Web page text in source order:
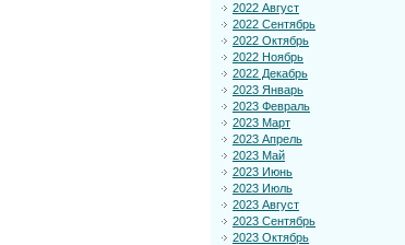
2022 Август
2022 Сентябрь
2022 Октябрь
2022 Ноябрь
2022 Декабрь
2023 Январь
2023 Февраль
2023 Март
2023 Апрель
2023 Май
2023 Июнь
2023 Июль
2023 Август
2023 Сентябрь
2023 Октябрь